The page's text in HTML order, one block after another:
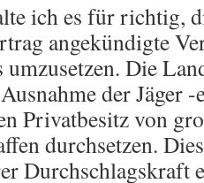
ich es für richtig,
angekündigte
umzusetzen. Die
der Jäger -
Privatbesitz von
durchsetzen.
Durchschlagskraft